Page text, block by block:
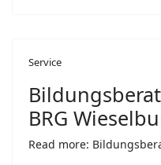
Service
BRG
Read more: